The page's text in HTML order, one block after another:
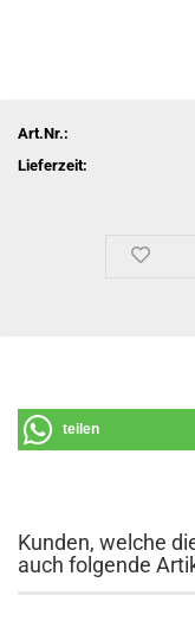
Art.Nr.:
Lieferzeit:
teilen
Kunden, welche
auch folgende